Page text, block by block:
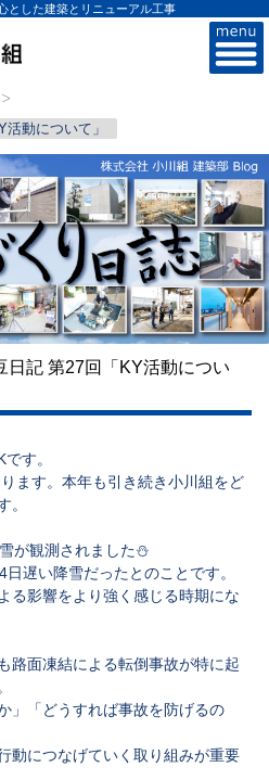
とした建築とリニューアル工事
動について」
日記 第27回「KY活動につい
す。
ます。本年も引き続き小川組をど
。
が観測されました⛄
遅い降雪だったとのことです。
る影響をより強く感じる時期にな
路面凍結による転倒事故が特に起
」「どうすれば事故を防げるの
動につなげていく取り組みが重要